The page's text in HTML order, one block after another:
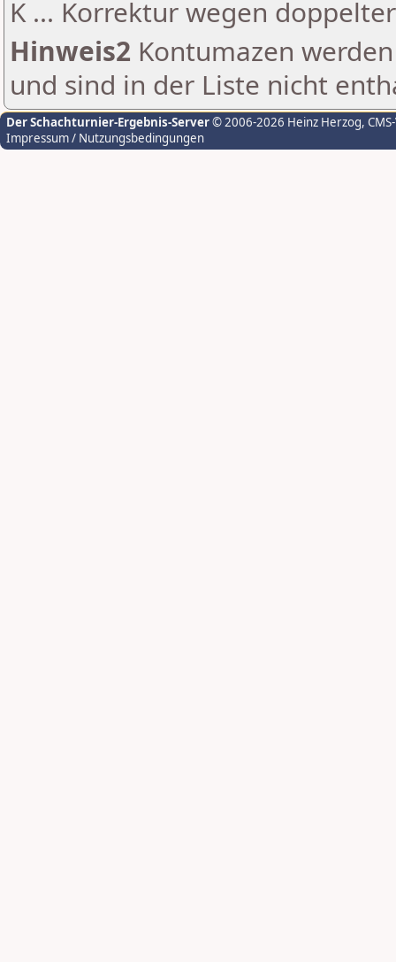
K ... Korrektur wegen
Hinweis2 Kontumazen
und sind in der Liste nicht
Der Schachturnier-Ergebnis-Server© 2006-2026 Heinz Herzog,
Impressum / Nutzungsbedingungen